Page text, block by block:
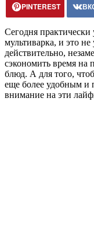
PINTEREST
Сегодня практически
мультиварка, и это
действительно,
сэкономить время на
блюд. А для того,
еще более удобным и
внимание на эти